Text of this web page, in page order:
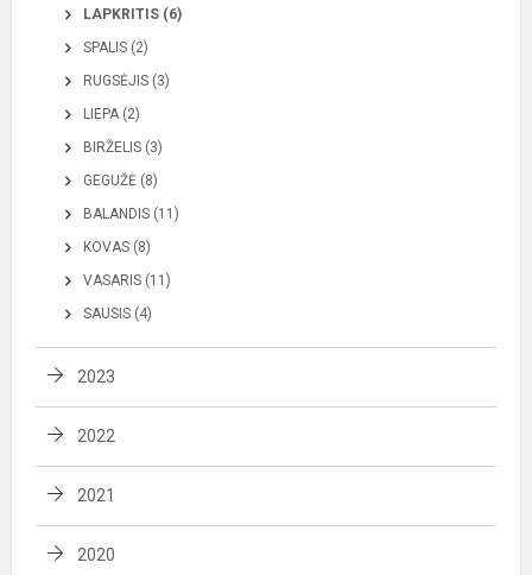
LAPKRITIS (6)
SPALIS (2)
RUGSĖJIS (3)
LIEPA (2)
BIRŽELIS (3)
GEGUŽĖ (8)
BALANDIS (11)
KOVAS (8)
VASARIS (11)
SAUSIS (4)
2023
2022
2021
2020